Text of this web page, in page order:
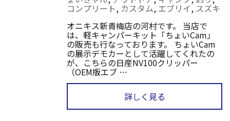
コンプリート, カスタム, エブリイ, スズキ
オニキス新青梅店の河村です。 当店で
は、軽キャンパーキット「ちょいCam」
の販売も行なっております。 ちょいCam
の展示デモカーとして活躍してくれたの
が、こちらの日産NV100クリッパー
（OEM版エブ …
詳しく見る